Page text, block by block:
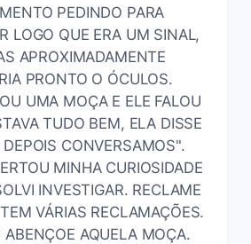
PEDINDO PARA
LOGO QUE ERA UM SINAL,
APROXIMADAMENTE
PRONTO O ÓCULOS.
UMA MOÇA E ELE FALOU
TUDO BEM, ELA DISSE
CONVERSAMOS".
MINHA CURIOSIDADE
INVESTIGAR. RECLAME
VÁRIAS RECLAMAÇÕES.
ABENÇOE AQUELA MOÇA.